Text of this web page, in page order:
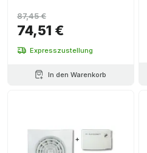
74,51 €
87,45 €
Expresszustellung
In den Warenkorb